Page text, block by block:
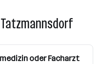
Tatzmannsdorf
oder Facharzt